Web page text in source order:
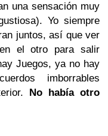
una sensación muy
Yo siempre
juntos, así que ver
el otro para salir
Juegos, ya no hay
imborrables
No había otro